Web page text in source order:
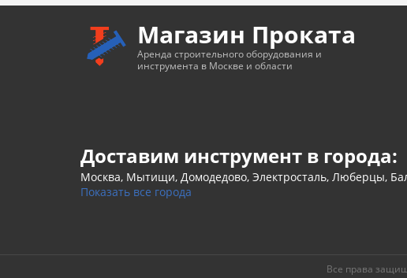
Магазин Проката
Аренда строительного оборудования и
инструмента в Москве и области
Доставим инструмент в города:
Москва, Мытищи, Домодедово, Электросталь, Люберцы,
Показать все города
Все права